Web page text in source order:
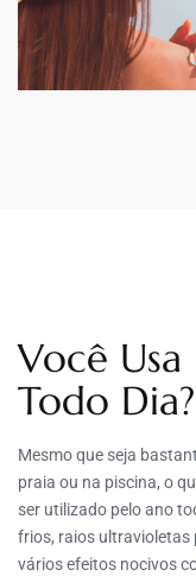
Você
Todo Dia?
Mesmo que seja
praia ou na piscina, o
ser utilizado pelo ano
frios, raios ultravioletas
vários efeitos nocivos